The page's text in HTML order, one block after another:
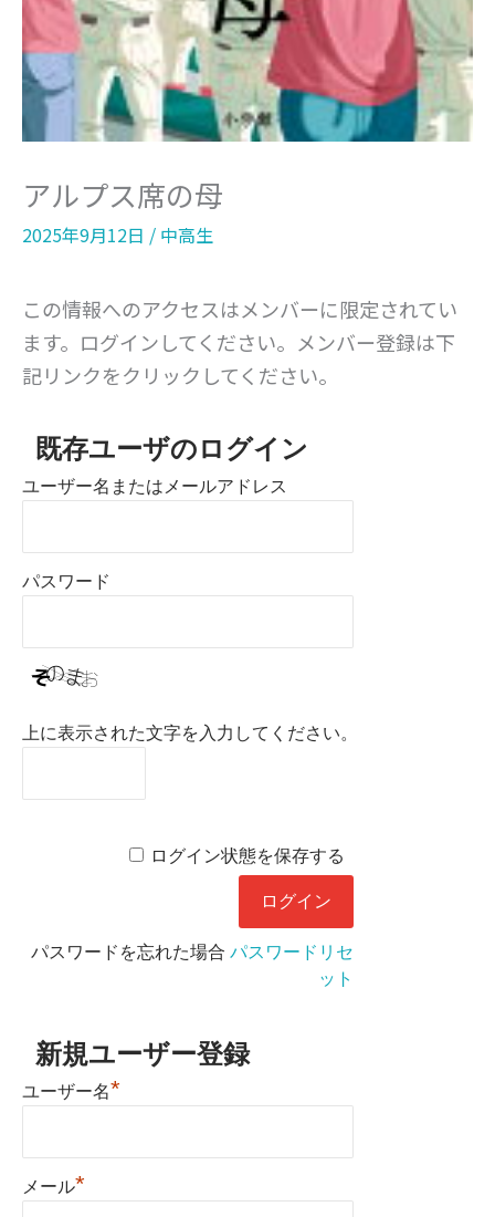
アルプス席の母
2025年9月12日 / 中高生
この情報へのアクセスはメンバーに限定されてい
ます。ログインしてください。メンバー登録は下
記リンクをクリックしてください。
既存ユーザのログイン
ユーザー名またはメールアドレス
パスワード
上に表示された文字を入力してください。
ログイン状態を保存する
パスワードを忘れた場合 パスワードリセ
ット
新規ユーザー登録
ユーザー名*
メール*